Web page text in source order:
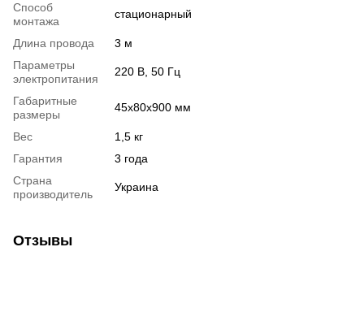
Способ
монтажа
стационарный
Длина провода
3 м
Параметры
электропитания
220 B, 50 Гц
Габаритные
размеры
45x80x900 мм
Вес
1,5 кг
Гарантия
3 года
Страна
производитель
Украина
Отзывы